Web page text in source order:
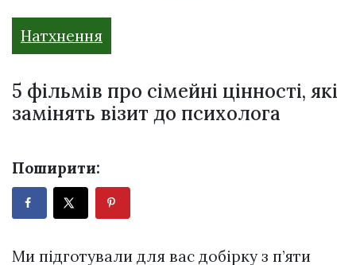
Натхнення
5 фільмів про сімейні цінності, які
замінять візит до психолога
Поширити:
Ми підготували для вас добірку з п’яти